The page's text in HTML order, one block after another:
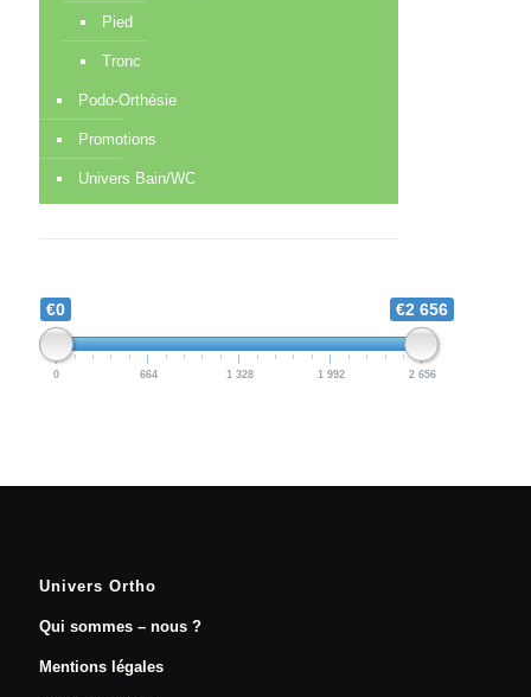
Pied
Tronc
Podo-Orthésie
Promotions
Univers Bain/WC
€0 €2 656
0 664 1 328 1 992 2 656
Univers Ortho
Qui sommes – nous ?
Mentions légales